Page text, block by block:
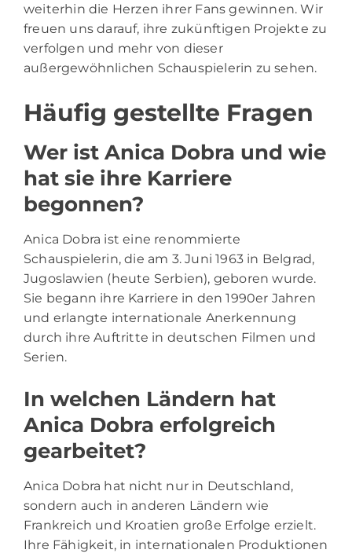
weiterhin die Herzen ihrer Fans gewinnen. Wir
freuen uns darauf, ihre zukünftigen Projekte zu
verfolgen und mehr von dieser
außergewöhnlichen Schauspielerin zu sehen.
Häufig gestellte Fragen
Wer ist Anica Dobra und wie
hat sie ihre Karriere
begonnen?
Anica Dobra ist eine renommierte
Schauspielerin, die am 3. Juni 1963 in Belgrad,
Jugoslawien (heute Serbien), geboren wurde.
Sie begann ihre Karriere in den 1990er Jahren
und erlangte internationale Anerkennung
durch ihre Auftritte in deutschen Filmen und
Serien.
In welchen Ländern hat
Anica Dobra erfolgreich
gearbeitet?
Anica Dobra hat nicht nur in Deutschland,
sondern auch in anderen Ländern wie
Frankreich und Kroatien große Erfolge erzielt.
Ihre Fähigkeit, in internationalen Produktionen